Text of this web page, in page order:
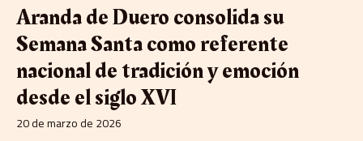
Aranda de Duero consolida su
Semana Santa como referente
nacional de tradición y emoción
desde el siglo XVI
20 de marzo de 2026
el
siglo
XVI